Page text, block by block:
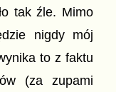
tak źle. Mimo
nigdy mój
to z faktu
(za zupami